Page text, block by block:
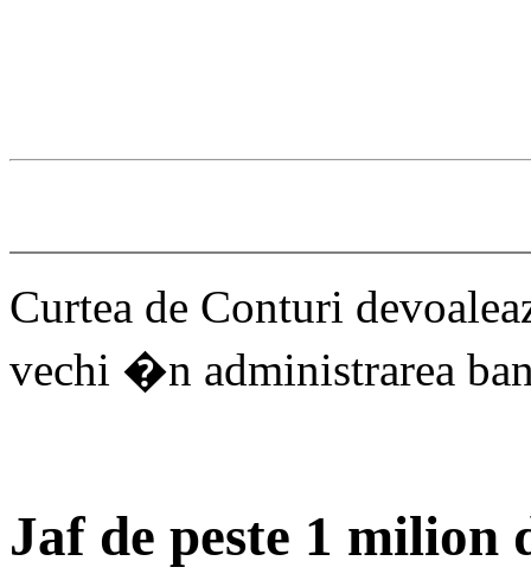
Curtea de Conturi
vechi �n administrarea
Jaf de peste 1